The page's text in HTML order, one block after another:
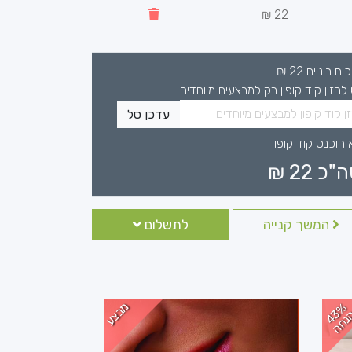
22 ₪
ביניים 22
₪
להזין קוד קופון רק למבצעים מיוחדים
עדכן סל
הוכנס קוד קופון
22
₪
המשך קנייה לתשלום
מבצע 4
%
נ
ח